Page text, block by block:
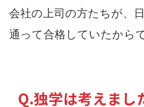
会社の上司の方たちが、
通って合格していたからで
Q.独学は考えまし